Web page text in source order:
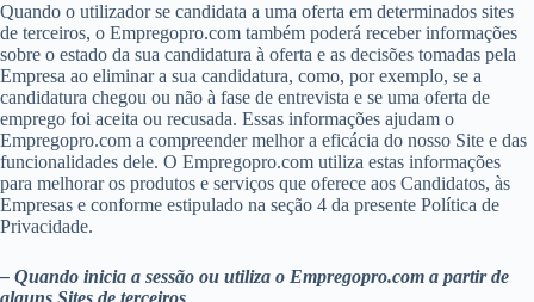
Quando o utilizador se candidata a uma oferta em determinados sites
de terceiros, o Empregopro.com também poderá receber informações
sobre o estado da sua candidatura à oferta e as decisões tomadas pela
Empresa ao eliminar a sua candidatura, como, por exemplo, se a
candidatura chegou ou não à fase de entrevista e se uma oferta de
emprego foi aceita ou recusada. Essas informações ajudam o
Empregopro.com a compreender melhor a eficácia do nosso Site e das
funcionalidades dele. O Empregopro.com utiliza estas informações
para melhorar os produtos e serviços que oferece aos Candidatos, às
Empresas e conforme estipulado na seção 4 da presente Política de
Privacidade.
– Quando inicia a sessão ou utiliza o Empregopro.com a partir de
alguns Sites de terceiros